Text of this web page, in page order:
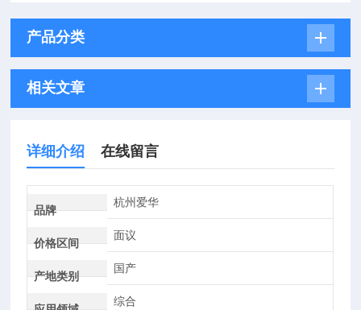
产品分类
相关文章
详细介绍 在线留言
品牌
杭州爱华
价格区间
面议
产地类别
国产
综合